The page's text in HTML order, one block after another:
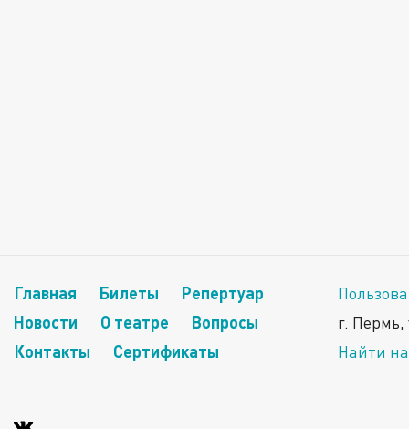
Главная Билеты
Репертуар
Новости
О театре
Вопросы
Контакты
Сертификаты
г.
Найти